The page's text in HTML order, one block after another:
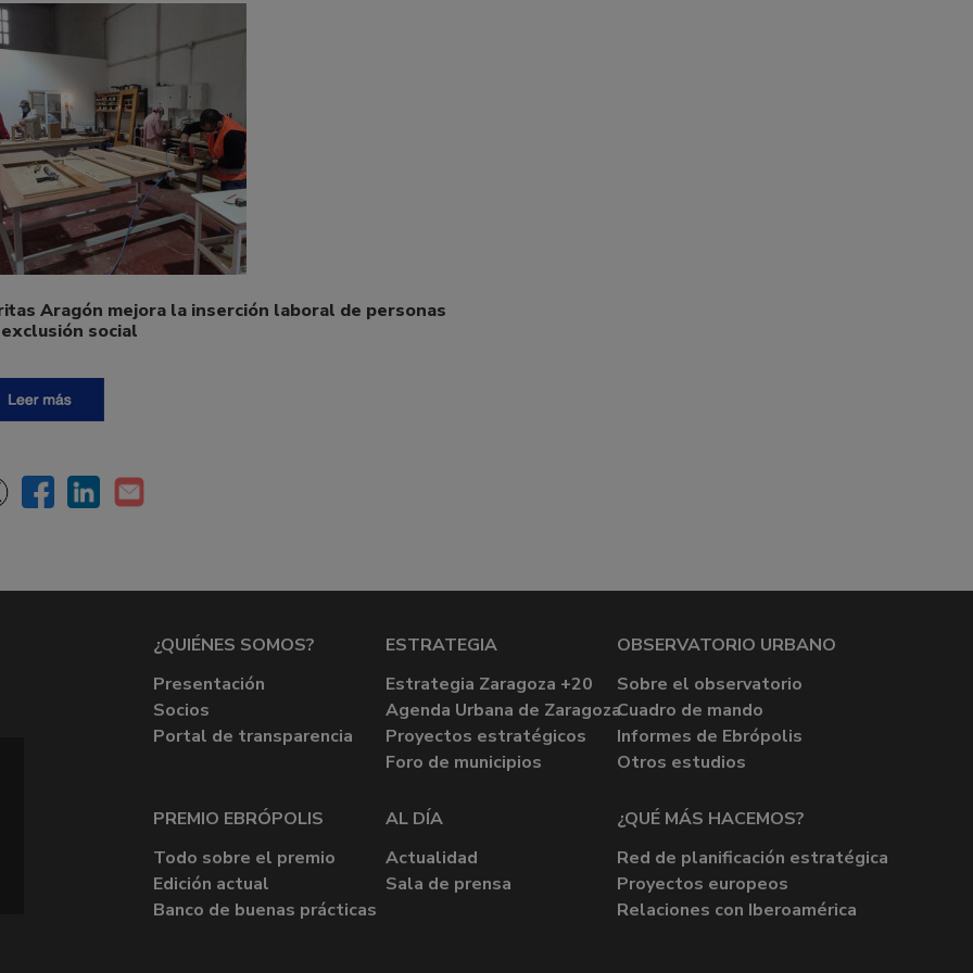
Aragón mejora la inserción laboral de personas
social
¿QUIÉNES SOMOS?
Presentación
Socios
Portal de transparencia
ESTRATEGIA
Estrategia Zaragoza +20
Agenda Urbana de Zaragoza
Proyectos estratégicos
Foro de municipios
OBSERVATORIO URBANO
Sobre el observatorio
Cuadro de mando
Informes de Ebrópolis
Otros estudios
PREMIO EBRÓPOLIS
Todo sobre el premio
Edición actual
Banco de buenas prácticas
AL DÍA
Actualidad
Sala de prensa
¿QUÉ MÁS HACEMOS?
Red de planificación estratégica
Proyectos europeos
Relaciones con Iberoamérica